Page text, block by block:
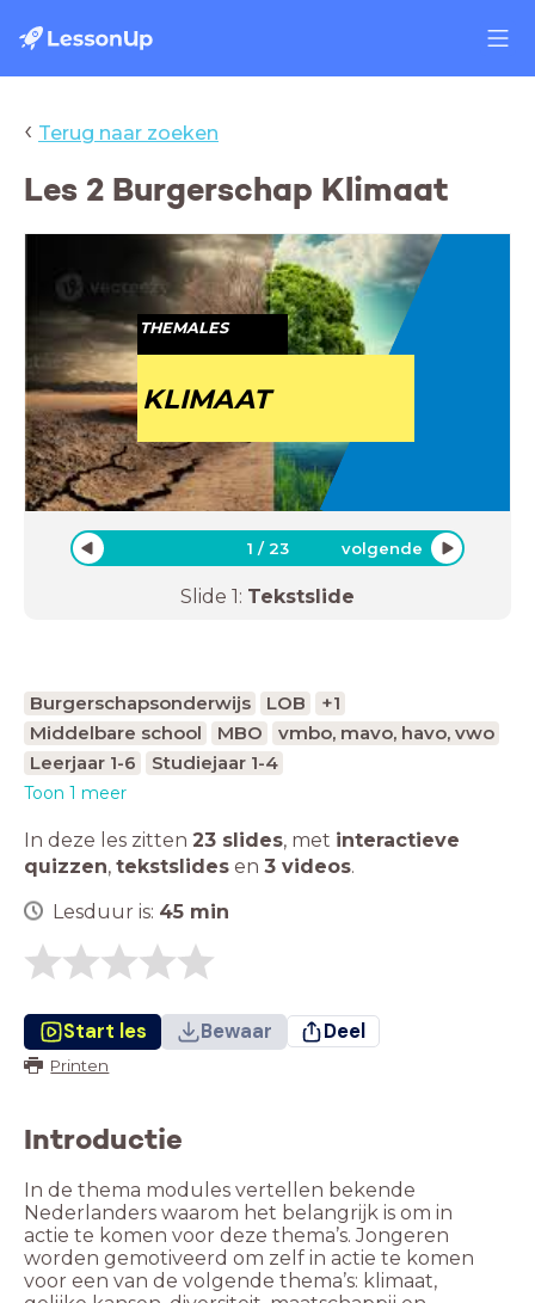
‹ Terug naar zoeken
Les 2 Burgerschap Klimaat
THEMALES
KLIMAAT
1 /23 volgende
Slide 1: Tekstslide
Burgerschapsonderwijs LOB
+1
Middelbare school
MBO
vmbo, mavo, havo, vwo
Leerjaar 1-6
Studiejaar 1-4
Toon 1 meer
In deze les zitten 23 slides, met interactieve
quizzen, tekstslides en 3 videos.
Lesduur is: 45 min
Start les Bewaar Deel
Printen
Introductie
In de thema modules vertellen bekende
Nederlanders waarom het belangrijk is om in
actie te komen voor deze thema’s. Jongeren
worden gemotiveerd om zelf in actie te komen
voor een van de volgende thema’s: klimaat,